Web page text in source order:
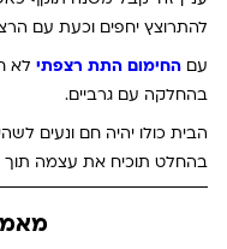
להתרוצץ יחפים וכעת עם
עם החימום התת רצפתי לא
בהחלקה עם גרביים.
הבית כולו יהיה חם ונעים
בהחלט תוכיח את עצמה תוך